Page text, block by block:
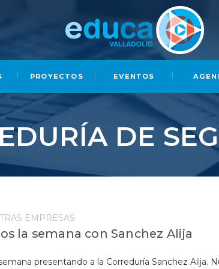
PROYECTOS EVENTOS
DE
EMPRESAS
la semana con Sanchez Alija
presentando a la Correduría Sanchez Alija.